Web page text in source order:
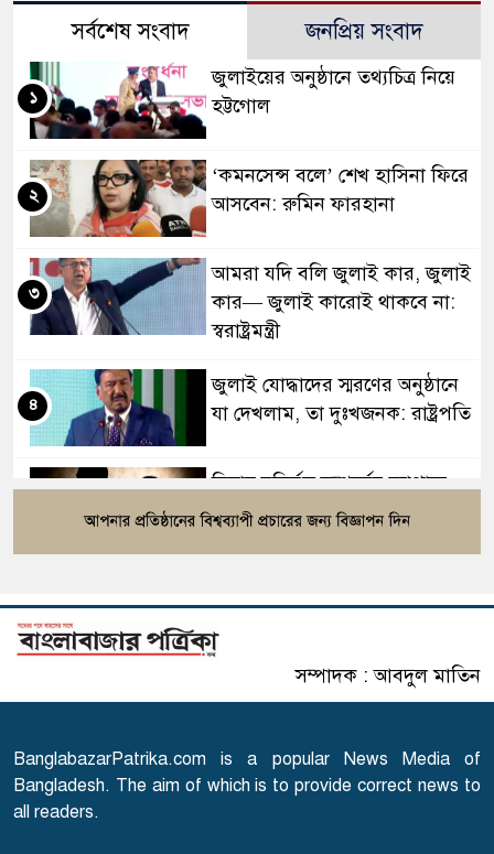
সর্বশেষ সংবাদ জনপ্রিয় সংবাদ
জুলাইয়ের অনুষ্ঠানে তথ্যচিত্র নিয়ে
হট্টগোল
১
‘কমনসেন্স বলে’ শেখ হাসিনা ফিরে
আসবেন: রুমিন ফারহানা
২
আমরা যদি বলি জুলাই কার, জুলাই
কার— জুলাই কারোই থাকবে না:
স্বরাষ্ট্রমন্ত্রী
৩
জুলাই যোদ্ধাদের স্মরণের অনুষ্ঠানে
যা দেখলাম, তা দুঃখজনক: রাষ্ট্রপতি
৪
বিবাহ বহির্ভূত সম্পর্কের ব্যাপারে
ইসলাম যা বলছে
রপ্তানি বন্ধ
৬
ঘরমুখী মানুষের ঢল, গাজীপুরে
মহাসড়কে তীব্র চাপ
৭
গোপালগঞ্জে ১৫ আগস্ট পর্যন্ত
৮
সম্পাদক : আবদুল মাতিন
BanglabazarPatrika.com is a popular News Media of
Bangladesh. The aim of which is to provide correct news to
all readers.